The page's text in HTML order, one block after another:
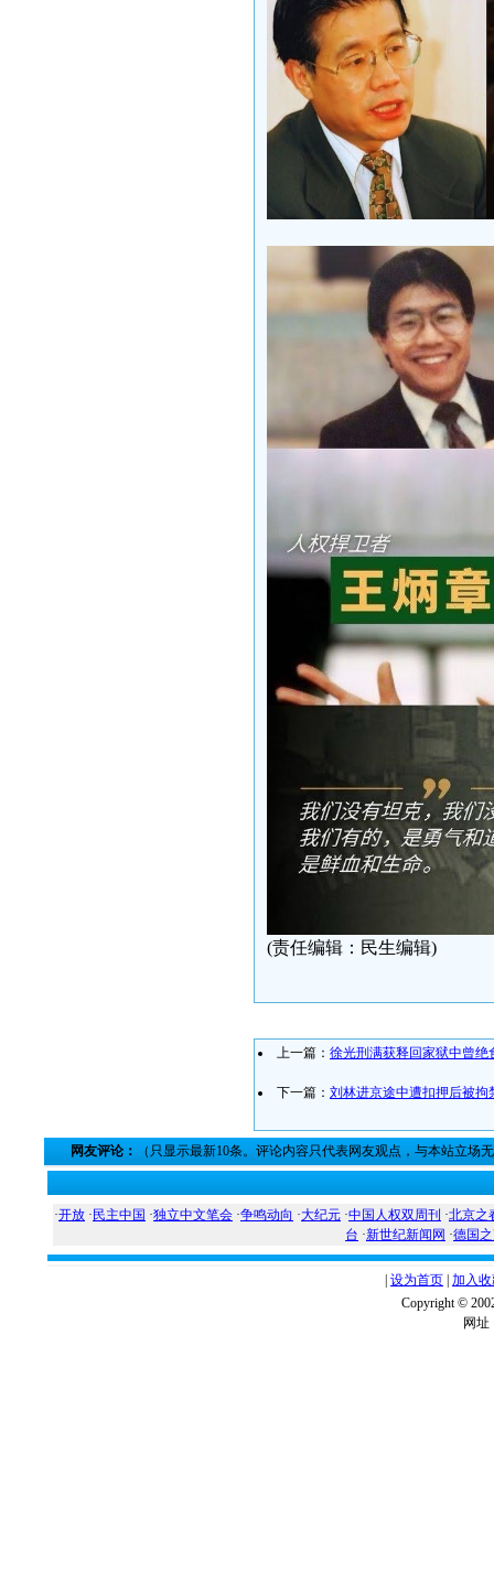
(责任编辑：民生编辑)
上一篇： 徐光刑满获释回家狱中曾绝
下一篇： 刘林进京途中遭扣押后被拘
网友评论： （只显示最新10条。评论内容只代表网友观点，与本站立场
·开放 · 民主中国 ·独立中文笔会 ·争鸣动向 ·大纪元 ·中国人权双周刊 ·北京之
台 ·新世纪新闻网 ·德国
设为首页 加入
Copyright ©
网址